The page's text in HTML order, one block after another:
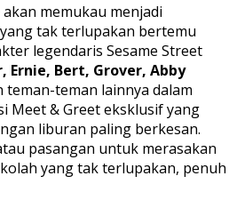
memukau menjadi
tak terlupakan bertemu
legendaris Sesame Street
Ernie, Bert, Grover, Abby
teman-teman lainnya dalam
Meet & Greet eksklusif yang
liburan paling berkesan.
pasangan untuk merasakan
yang tak terlupakan, penuh